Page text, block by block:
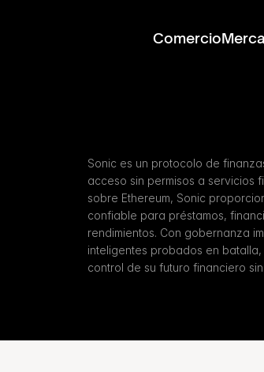
Comercio
Sonic es un protocolo de
acceso sin permisos a servicios
sobre Ethereum, Sonic
confiable para préstamos,
rendimientos. Con gobernanza
inteligentes probados en
control de su futuro financiero